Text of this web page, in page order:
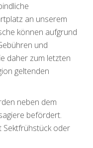
an unserem
können aufgrund
und
daher zum letzten
geltenden
neben dem
befördert.
Sektfrühstück oder